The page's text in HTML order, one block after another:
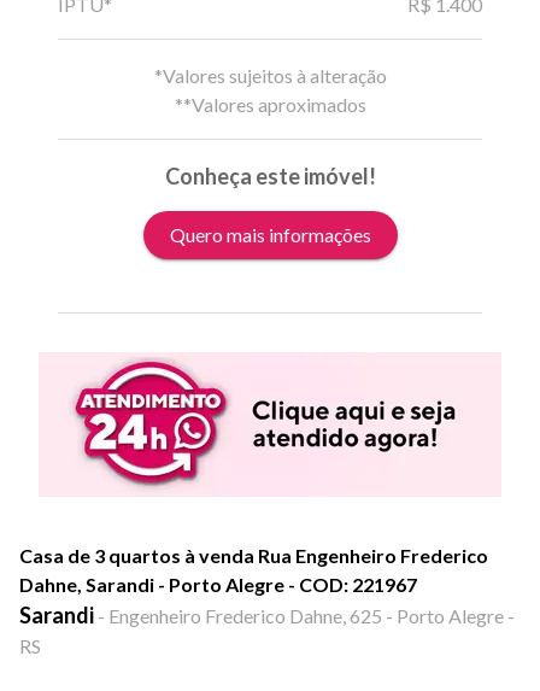
*Valores sujeitos à alteração
**Valores aproximados
Conheça este imóvel!
Quero mais informações
Casa de 3 quartos à venda Rua Engenheiro Frederico
Dahne, Sarandi - Porto Alegre - COD: 221967
Sarandi - Engenheiro Frederico Dahne, 625 - Porto Alegre -
RS